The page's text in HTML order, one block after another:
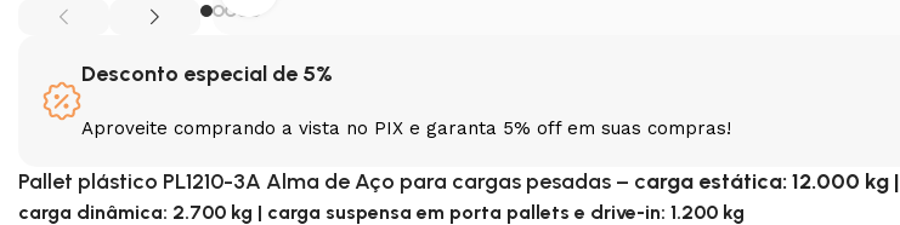
Desconto especial de 5%
Aproveite comprando a vista no PIX e garanta 5% off em suas compras!
Pallet plástico PL1210-3A Alma de Aço para cargas pesadas – carga estática: 12.000 kg |
carga dinâmica: 2.700 kg | carga suspensa em porta pallets e drive-in: 1.200 kg